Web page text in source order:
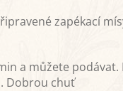
zapékací
a můžete
Dobrou chuť